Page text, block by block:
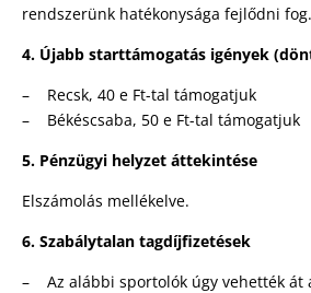
rendszerünk hatékonysága fejlődni fog.
4. Újabb starttámogatás igények
– Recsk, 40 e Ft-tal támogatjuk
– Békéscsaba, 50 e Ft-tal támogatjuk
5. Pénzügyi helyzet áttekintése
Elszámolás mellékelve.
6. Szabálytalan tagdíjfizetések
– Az alábbi sportolók úgy vehették át